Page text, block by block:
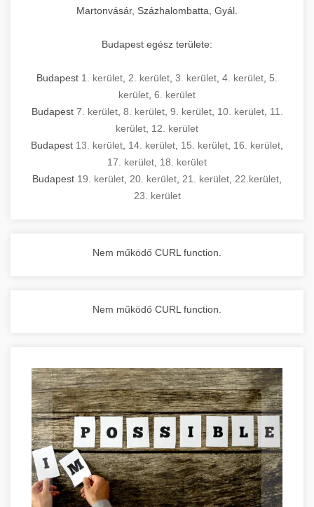
Martonvásár, Százhalombatta, Gyál.
Budapest egész területe:
Budapest 1. kerület 2. kerület 3. kerület 4. kerület 5.
kerület 6. kerület
Budapest 7. kerület, 8. kerület, 9. kerület, 10. kerület, 11.
kerület 12. kerület
Budapest 13. kerület 14. kerület 15. kerület 16. kerület
17. kerület 18. kerület
Budapest 19. kerület 20. kerület 21. kerület 22.kerület
23. kerület
Nem működő CURL function.
Nem működő CURL function.